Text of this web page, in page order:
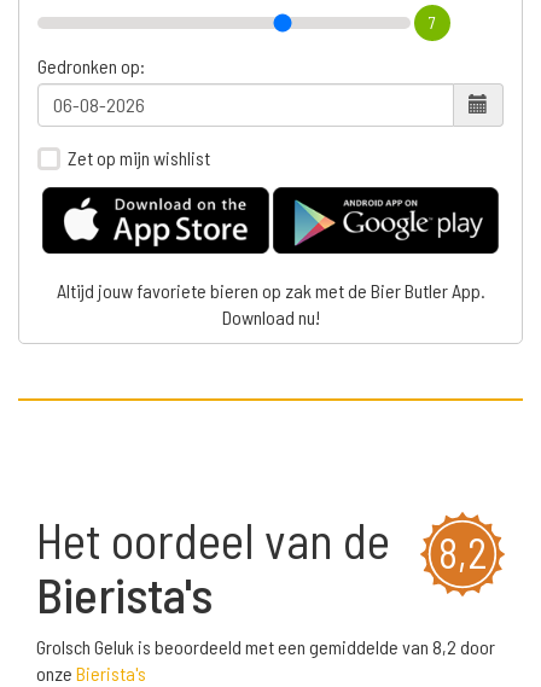
7
Gedronken op:
Zet op mijn wishlist
Altijd jouw favoriete bieren op zak met de Bier Butler App.
Download nu!
8,2
Het oordeel van de
Bierista's
Grolsch Geluk is beoordeeld met een gemiddelde van 8,2 door
onze Bierista's